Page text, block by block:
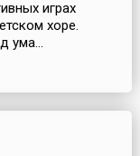
играх
хоре.
ума...